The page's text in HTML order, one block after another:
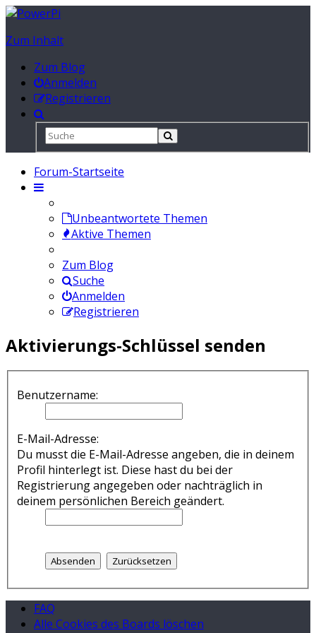
Zum Inhalt
Zum Blog
Anmelden
Registrieren
Forum-Startseite
Unbeantwortete Themen
Aktive Themen
Zum Blog
Suche
Anmelden
Registrieren
Aktivierungs-Schlüssel senden
Benutzername:
E-Mail-Adresse:
Du musst die E-Mail-Adresse angeben, die in deinem
Profil hinterlegt ist. Diese hast du bei der
Registrierung angegeben oder nachträglich in
deinem persönlichen Bereich geändert.
FAQ
Alle Cookies des Boards löschen